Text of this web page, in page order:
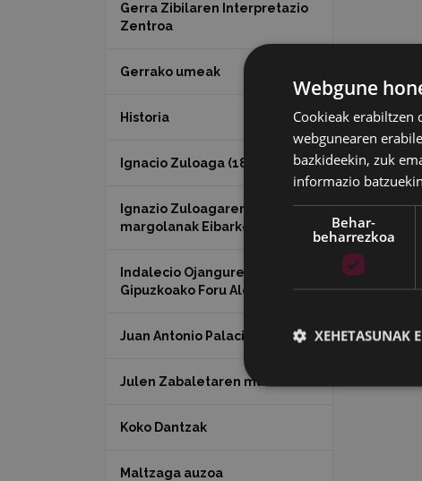
Gerra Zibilaren Interpretazio
Zentroa
Gerrako umeak
Historia
Ignacio Zuloaga (1870-2020)
Ignazio Zuloagaren
margolanak Eibarko dendetan
Indalecio Ojanguren,
Gipuzkoako Foru Aldundia
Juan Antonio Palacios HARRIA
Julen Zabaletaren marrazkiak
Koko Dantzak
Maltzaga auzoa
Webgune
Cookieak erabiltzen
webgunearen
bazkideekin, zuk
informazio
Behar-
beharrezkoa
XEHETASUNAK